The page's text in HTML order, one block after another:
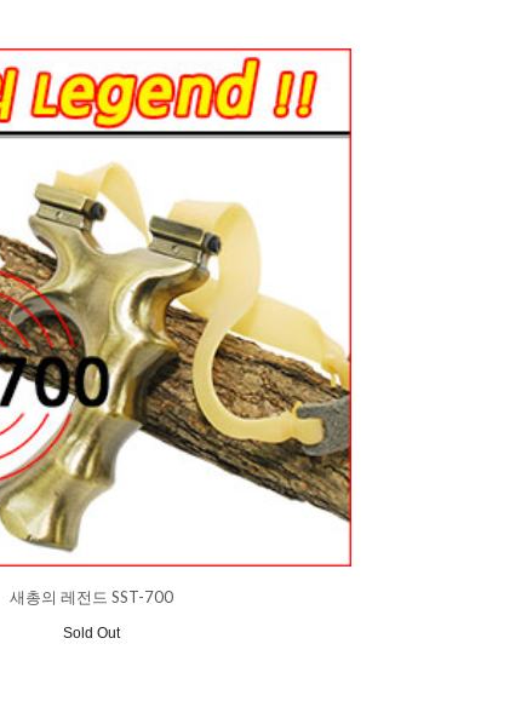
새총의 레전드 SST-700
Sold Out